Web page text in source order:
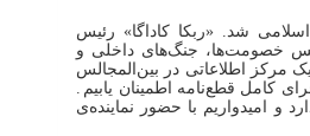
شد. «ربکا کاداگا» رئیس
خصومت‌ها، جنگ‌های داخلی و
مرکز اطلاعاتی در بین‌المجالس
کامل قطع‌نامه اطمینان یابیم .
و امیدواریم با حضور نماینده‌ی